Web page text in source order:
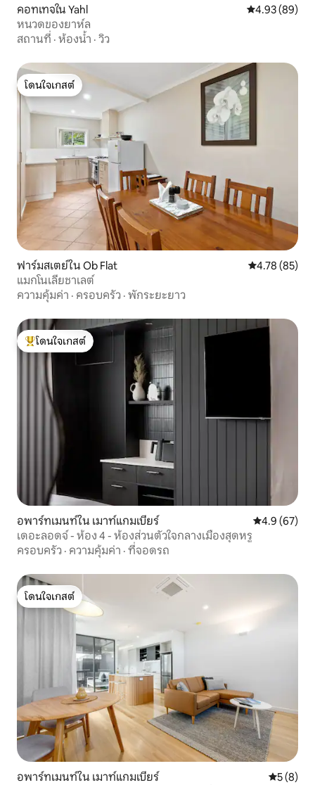
คอทเทจใน Yahl คะแนนเฉลี่ย
4.93 (89)
หนวดของยาห์ล
สถานที่ · ห้องน้ำ · วิว
โดนใจเกสต์
โดนใจเกสต์
ฟาร์มสเตย์ใน Ob Flat คะแนนเฉลี่ย
4.78 (85)
แมกโนเลียชาเลต์
ความคุ้มค่า · ครอบครัว · พักระยะยาว
โดนใจเกสต์ที่สุด
โดนใจเกสต์
อพาร์ทเมนท์ใน เมาท์แกมเบียร์ คะแนนเฉลี่ย
4.9 (67)
เดอะลอดจ์ - ห้อง 4 - ห้องส่วนตัวใจกลางเมืองสุดหรู
ครอบครัว · ความคุ้มค่า · ที่จอดรถ
โดนใจเกสต์
โดนใจเกสต์
อพาร์ทเมนท์ใน เมาท์แกมเบียร์ คะแนนเฉ
5 (8)